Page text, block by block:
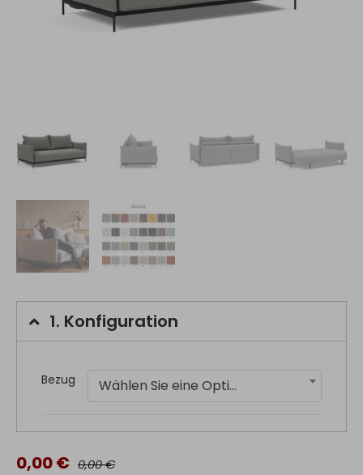
1. Konfiguration
Bezug Wählen Sie eine Option
0,00 € 0,00 €